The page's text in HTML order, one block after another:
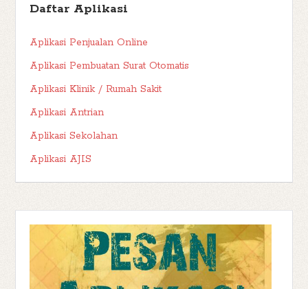
Daftar Aplikasi
Aplikasi Penjualan Online
Aplikasi Pembuatan Surat Otomatis
Aplikasi Klinik / Rumah Sakit
Aplikasi Antrian
Aplikasi Sekolahan
Aplikasi AJIS